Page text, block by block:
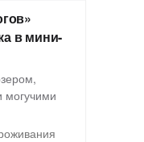
в мини-